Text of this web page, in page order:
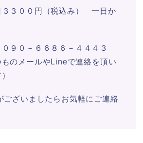
３００円（税込み） 一日か
９０－６６８６－４４４３
のメールやLineで連絡を頂い
ざいましたらお気軽にご連絡